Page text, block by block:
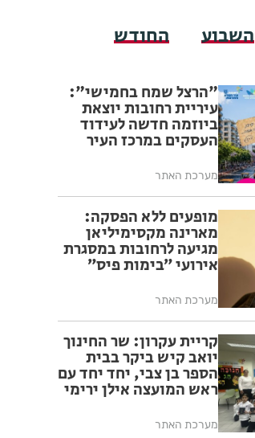
השבוע החודש
"הרצל שמח בחמישי":
עיריית רחובות יוצאת
ביוזמה חדשה לעידוד
העסקים במרכז העיר
מערכת האתר
מופעים ללא הפסקה:
מארינה מקסימיליאן
מגיעה לרחובות במסגרת
אירועי ״בימות פיס״
מערכת האתר
קריית עקרון: שר החינוך
יואב קיש ביקר בבית
הספר בן צבי, יחד יחד עם
ראש המועצה אילן ירימי
מערכת האתר